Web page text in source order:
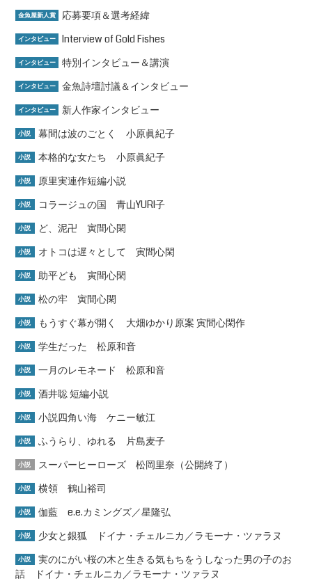
金魚屋新人賞 応募要項＆選考経緯
インタビュー Interview of Gold Fishes
インタビュー 特別インタビュー＆講演
インタビュー 金魚詩壇討議＆インタビュー
インタビュー 新人作家インタビュー
小説 幕間は波のごとく 小原眞紀子
小説 本格的な女たち 小原眞紀子
小説 原里実連作短編小説
小説 コラージュの国 青山YURI子
小説 ど、泥卍 寅間心閑
小説 オトコは遅々として 寅間心閑
小説 助平ども 寅間心閑
小説 松の牢 寅間心閑
小説 もうすぐ幕が開く 大畑ゆかり原案 寅間心閑作
小説 学生だった 松原和音
小説 一月のレモネード 松原和音
小説 酒井聡 短編小説
小説 小説四角い海 ケニー敏江
小説 ふうらり、ゆれる 片島麦子
小説 スーパーヒーローズ 松岡里奈（公開終了）
小説 横領 鶴山裕司
小説 伽藍 e.e.カミングズ／星隆弘
小説 少女と銀狐 ドイナ・チェルニカ／ラモーナ・ツァラヌ
小説
実のにがい桜の木と生きる気もちをうしなった男の子のお
話 ドイナ・チェルニカ／ラモーナ・ツァラヌ